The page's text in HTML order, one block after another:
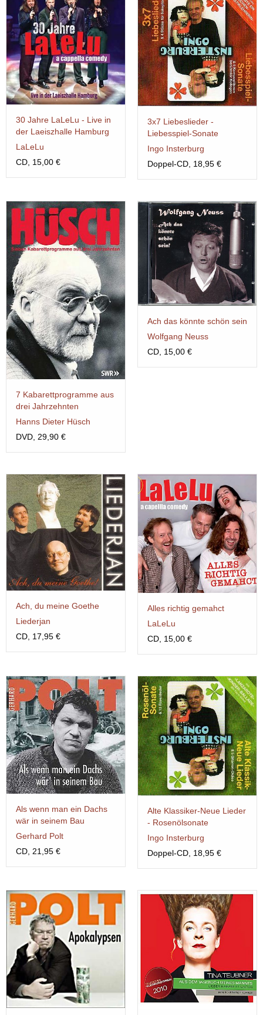
30 Jahre LaLeLu - Live in
der Laeiszhalle Hamburg
LaLeLu
CD, 15,00 €
3x7 Liebeslieder -
Liebesspiel-Sonate
Ingo Insterburg
Doppel-CD, 18,95 €
7 Kabarettprogramme aus
drei Jahrzehnten
Hanns Dieter Hüsch
DVD, 29,90 €
Ach das könnte schön sein
Wolfgang Neuss
CD, 15,00 €
Ach, du meine Goethe
Liederjan
CD, 17,95 €
Alles richtig gemahct
LaLeLu
CD, 15,00 €
Als wenn man ein Dachs
wär in seinem Bau
Gerhard Polt
CD, 21,95 €
Alte Klassiker-Neue Lieder
- Rosenölsonate
Ingo Insterburg
Doppel-CD, 18,95 €